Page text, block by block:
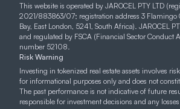
This website is operated by JAROCEL PTY LTD
2021/883863/07; registration address 3 Flamingo
Bay, East London, 5241, South Africa). JAROCEL
and regulated by FSCA (Financial Sector Conduct
number 52108.
Risk Warning
Investing in tokenized real estate assets involves
for informational purposes only and does not
The past performance is not indicative of future
responsible for investment decisions and any